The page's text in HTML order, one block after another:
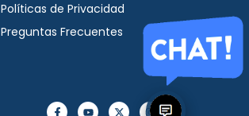
Políticas de Privacidad
Preguntas Frecuentes